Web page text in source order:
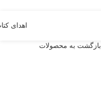
اهدای
بازگشت به محصولات